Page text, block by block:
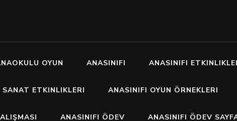
OYUN ANASINIFI ANASINIFI
ETKINLIKLERI ANASINIFI OYUN ÖRNEKLERI
ANASINIFI ÖDEV ANASINIFI ÖDEV